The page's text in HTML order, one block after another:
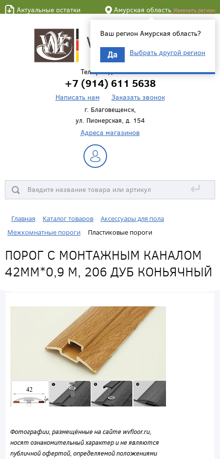
Актуальные остатки Амурская область Изменить регион
Ваш регион Амурская область?
Да Выбрать другой регион
Телефон для связи
+7 (914) 611 5638
Написать нам Заказать звонок
г. Благовещенск,
ул. Пионерская, д. 154
Адреса магазинов
↵
Главная Каталог товаров
Аксессуары для пола
Межкомнатные пороги
Пластиковые пороги
ПОРОГ С МОНТАЖНЫМ КАНАЛОМ
42ММ*0,9 М, 206 ДУБ КОНЬЯЧНЫЙ
Фотографии, размещённые на сайте wvfloor.ru,
носят ознакомительный характер и не являются
публичной офертой, определяемой положениями